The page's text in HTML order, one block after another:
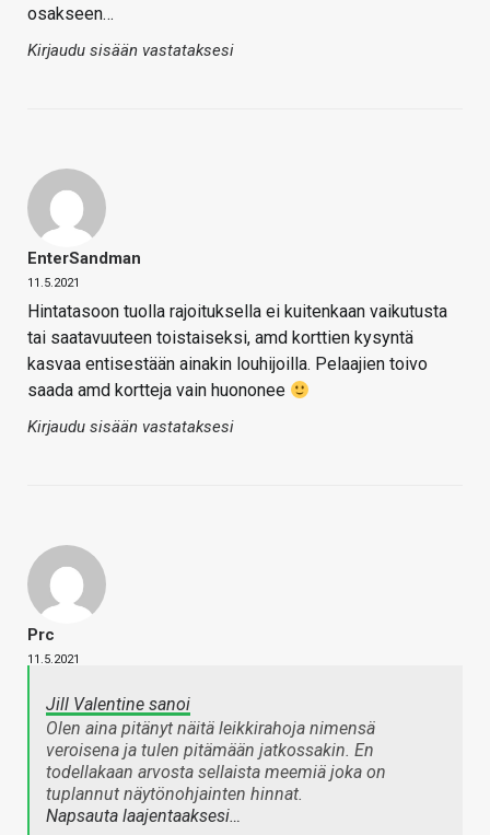
osakseen…
Kirjaudu sisään vastataksesi
EnterSandman
11.5.2021
Hintatasoon tuolla rajoituksella ei kuitenkaan vaikutusta
tai saatavuuteen toistaiseksi, amd korttien kysyntä
kasvaa entisestään ainakin louhijoilla. Pelaajien toivo
saada amd kortteja vain huononee
Kirjaudu sisään vastataksesi
Prc
11.5.2021
Jill Valentine sanoi
Olen aina pitänyt näitä leikkirahoja nimensä
veroisena ja tulen pitämään jatkossakin. En
todellakaan arvosta sellaista meemiä joka on
tuplannut näytönohjainten hinnat.
Napsauta laajentaaksesi…